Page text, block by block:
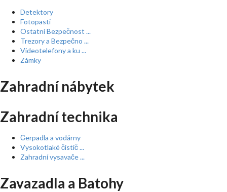
Detektory
Fotopasti
Ostatní Bezpečnost ...
Trezory a Bezpečno ...
Videotelefony a ku ...
Zámky
Zahradní nábytek
Zahradní technika
Čerpadla a vodárny
Vysokotlaké čistič ...
Zahradní vysavače ...
Zavazadla a Batohy